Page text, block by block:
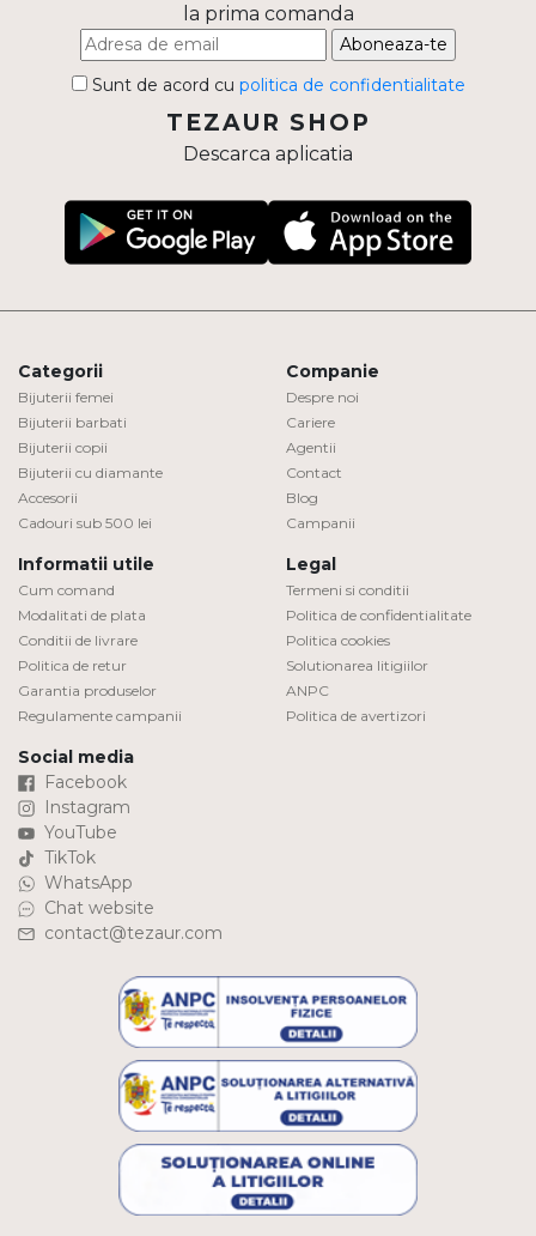
la prima comanda
Aboneaza-te
Sunt de acord cu politica de confidentialitate
TEZAUR SHOP
Descarca aplicatia
Categorii
Bijuterii femei
Bijuterii barbati
Bijuterii copii
Bijuterii cu diamante
Accesorii
Cadouri sub 500 lei
Companie
Despre noi
Cariere
Agentii
Contact
Blog
Campanii
Informatii utile
Cum comand
Modalitati de plata
Conditii de livrare
Politica de retur
Garantia produselor
Regulamente campanii
Legal
Termeni si conditii
Politica de confidentialitate
Politica cookies
Solutionarea litigiilor
ANPC
Politica de avertizori
Social media
Facebook
Instagram
YouTube
TikTok
WhatsApp
Chat website
contact@tezaur.com